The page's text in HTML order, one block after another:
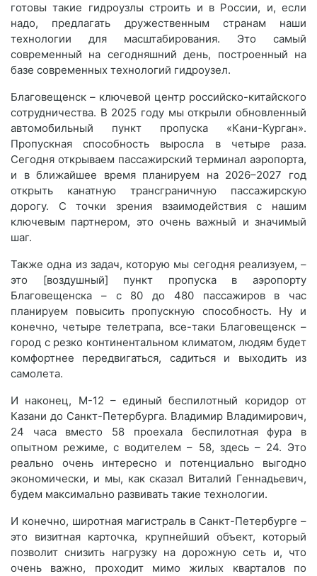
готовы такие гидроузлы строить и в России, и, если
надо, предлагать дружественным странам наши
технологии для масштабирования. Это самый
современный на сегодняшний день, построенный на
базе современных технологий гидроузел.
Благовещенск – ключевой центр российско-китайского
сотрудничества. В 2025 году мы открыли обновленный
автомобильный пункт пропуска «Кани-Курган».
Пропускная способность выросла в четыре раза.
Сегодня открываем пассажирский терминал аэропорта,
и в ближайшее время планируем на 2026–2027 год
открыть канатную трансграничную пассажирскую
дорогу. С точки зрения взаимодействия с нашим
ключевым партнером, это очень важный и значимый
шаг.
Также одна из задач, которую мы сегодня реализуем, –
это [воздушный] пункт пропуска в аэропорту
Благовещенска – с 80 до 480 пассажиров в час
планируем повысить пропускную способность. Ну и
конечно, четыре телетрапа, все-таки Благовещенск –
город с резко континентальном климатом, людям будет
комфортнее передвигаться, садиться и выходить из
самолета.
И наконец, М-12 – единый беспилотный коридор от
Казани до Санкт-Петербурга. Владимир Владимирович,
24 часа вместо 58 проехала беспилотная фура в
опытном режиме, с водителем – 58, здесь – 24. Это
реально очень интересно и потенциально выгодно
экономически, и мы, как сказал Виталий Геннадьевич,
будем максимально развивать такие технологии.
И конечно, широтная магистраль в Санкт-Петербурге –
это визитная карточка, крупнейший объект, который
позволит снизить нагрузку на дорожную сеть и, что
очень важно, проходит мимо жилых кварталов по